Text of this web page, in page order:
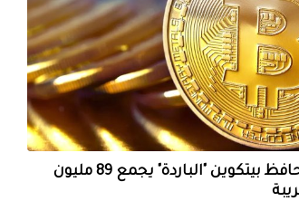
هجوم على محافظ بيتكوين "الباردة" يجمع 89 مليون